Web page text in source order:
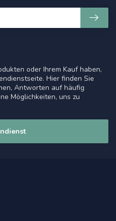
oder Ihrem Kauf haben,
Hier finden Sie
Antworten auf häufig
Möglichkeiten, uns zu